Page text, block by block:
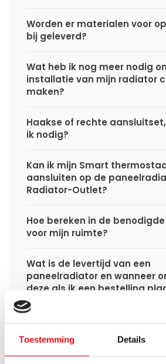
Toestemming Details
Worden er materialen voor
bij geleverd?
Wat heb ik nog meer nodig
installatie van mijn radiator
maken?
Haakse of rechte
ik nodig?
Kan ik mijn Smart
aansluiten op de
Radiator-Outlet?
Hoe bereken in de
voor mijn ruimte?
Wat is de levertijd van een
paneelradiator en wanneer
deze als ik een bestelling
gebruiken uit de website?